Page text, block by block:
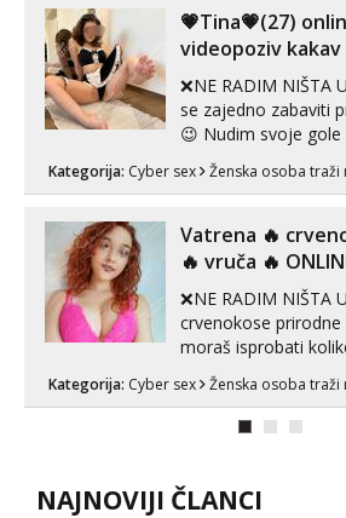
😉 Radim i vruća
line pozive. Za vas
💗Tina💗(27)
videopoziv kakav
❌NE RADIM NIŠTA
se zajedno zabaviti
😉 Nudim svoje gole
videouradke. 🤩 Za
poruku na
autentičnosti možeš
Kategorija: Cyber sex Ženska osoba traži
Vatrena ‎️‍🔥
‎️‍🔥 vruča‎ ️‍🔥
❌NE RADIM NIŠTA
crvenokose
moraš isprobati
MLADA vražica koja
prorodne grudi, 💦
prljave i u svemu
s kolegica...
Kategorija: Cyber sex Ženska osoba traži
NAJNOVIJI ČLANCI